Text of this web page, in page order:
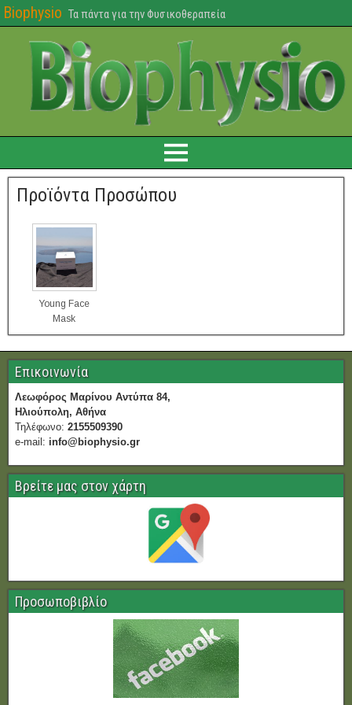
Biophysio Τα πάντα για την Φυσικοθεραπεία
Προϊόντα Προσώπου
Young Face
Mask
Επικοινωνία
Λεωφόρος Μαρίνου Αντύπα 84,
Ηλιούπολη, Αθήνα
Τηλέφωνο: 2155509390
e-mail: info@biophysio.gr
Βρείτε μας στον χάρτη
Προσωποβιβλίο